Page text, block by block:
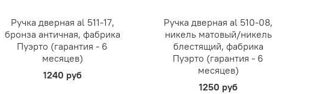
Ручка дверная al 511-17,
бронза античная, фабрика
Пуэрто (гарантия - 6
месяцев)
1240 руб
Ручка дверная al 510-08,
никель матовый/никель
блестящий, фабрика
Пуэрто (гарантия - 6
месяцев)
1250 руб